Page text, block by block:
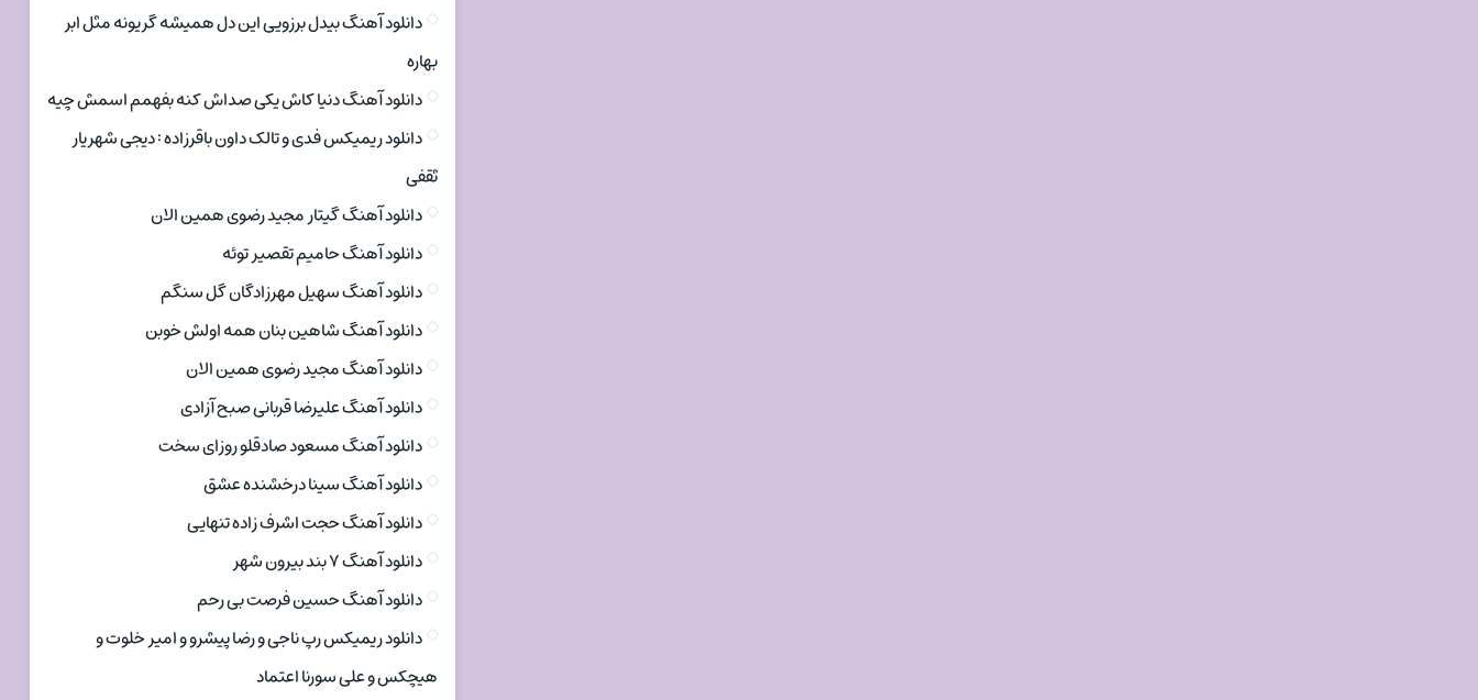
دانلود آهنگ بیدل برزویی این دل همیشه گریونه مثل ابر
بهاره
دانلود آهنگ دنیا کاش یکی صداش کنه بفهمم اسمش چیه
دانلود ریمیکس فدی و تالک داون باقرزاده : دیجی شهریار
ثقفی
دانلود آهنگ گیتار مجید رضوی همین الان
دانلود آهنگ حامیم تقصیر توئه
دانلود آهنگ سهیل مهرزادگان گل سنگم
دانلود آهنگ شاهین بنان همه اولش خوبن
دانلود آهنگ مجید رضوی همین الان
دانلود آهنگ علیرضا قربانی صبح آزادی
دانلود آهنگ مسعود صادقلو روزای سخت
دانلود آهنگ سینا درخشنده عشق
دانلود آهنگ حجت اشرف زاده تنهایی
دانلود آهنگ ۷ بند بیرون شهر
دانلود آهنگ حسین فرصت بی رحم
دانلود ریمیکس رپ ناجی و رضا پیشرو و امیر خلوت و
هیچکس و علی سورنا اعتماد